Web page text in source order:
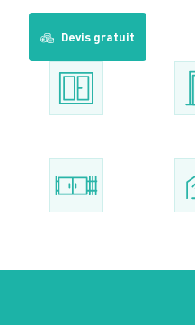
Devis gratuit